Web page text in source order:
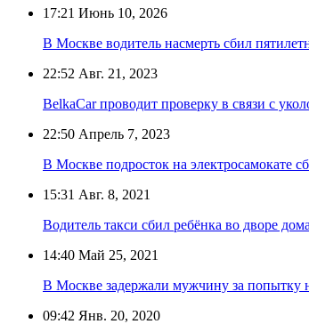
17:21 Июнь 10, 2026
В Москве водитель насмерть сбил
22:52 Авг. 21, 2023
BelkaCar проводит проверку в связи с
22:50 Апрель 7, 2023
В Москве подросток на электросамокате
15:31 Авг. 8, 2021
Водитель такси сбил ребёнка во дворе
14:40 Май 25, 2021
В Москве задержали мужчину за попытку
09:42 Янв. 20, 2020